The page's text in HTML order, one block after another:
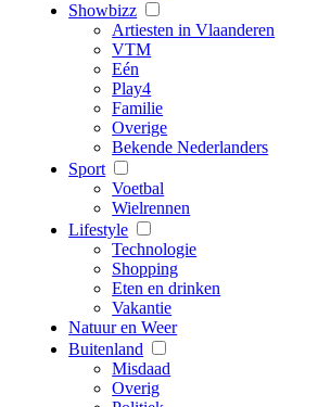
Showbizz
Artiesten in Vlaanderen
VTM
Eén
Play4
Familie
Overige
Bekende Nederlanders
Sport
Voetbal
Wielrennen
Lifestyle
Technologie
Shopping
Eten en drinken
Vakantie
Natuur en Weer
Buitenland
Misdaad
Overig